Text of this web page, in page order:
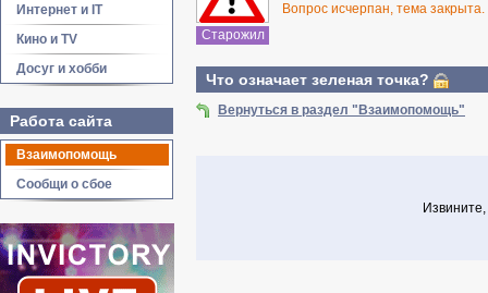
Интернет и IT
Кино и TV
Досуг и хобби
Работа сайта
Взаимопомощь
Сообщи о сбое
Старожил
Вопрос исчерпан, тема закрыта.
Что означает зеленая точка?
Вернуться в раздел "Взаимопомощь"